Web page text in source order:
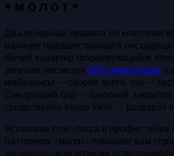
«молот»
Два основных правила ее
наличие предшествующей
бычий характер формирующейся
зеленая, несмотря БКС-инвестиции
имбалансы — скорее всего, это — тест
Следующий бар — широкий,
существенно выше VWAP — разворот
Установка стоп-лосса и профит-тейка
паттерном «молот» помогает вам
защищать свои позиции от